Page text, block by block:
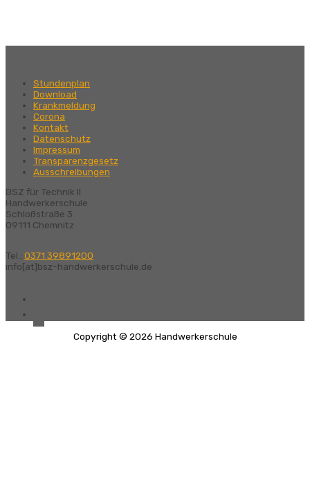
Stundenplan
Download
Krankmeldung
Corona
Kontakt
Datenschutz
Impressum
Transparenzgesetz
Ausschreibungen
BSZ für Technik II
Handwerkerschule
Schloßstraße 3
09111 Chemnitz
Tel.: 0371 39891200
info[at]bsz-handwerkerschule.de
Copyright © 2026 Handwerkerschule